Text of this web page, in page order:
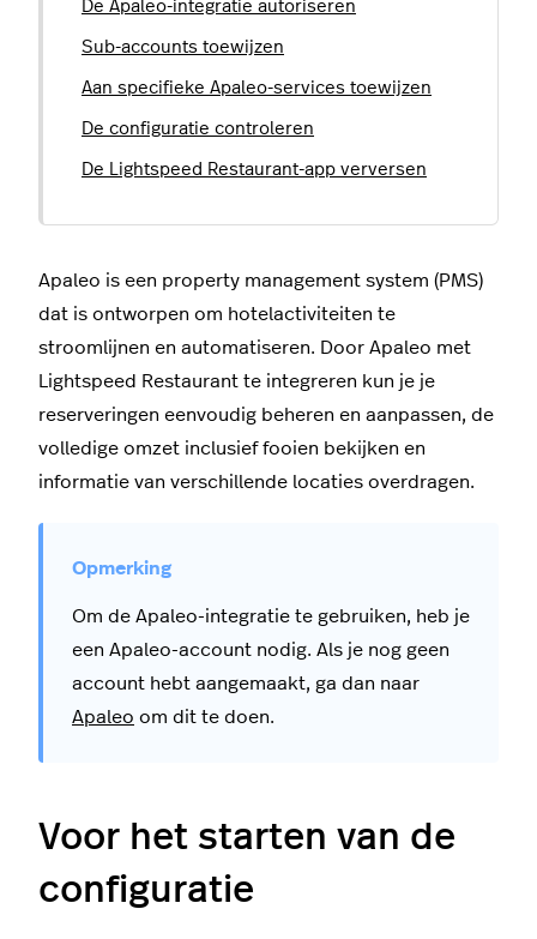
De Apaleo-integratie autoriseren
Sub-accounts toewijzen
Aan specifieke Apaleo-services toewijzen
De configuratie controleren
De Lightspeed Restaurant-app verversen
Apaleo is een property management system (PMS)
dat is ontworpen om hotelactiviteiten te
stroomlijnen en automatiseren. Door Apaleo met
Lightspeed Restaurant te integreren kun je je
reserveringen eenvoudig beheren en aanpassen, de
volledige omzet inclusief fooien bekijken en
informatie van verschillende locaties overdragen.
Om de Apaleo-integratie te gebruiken, heb je
een Apaleo-account nodig. Als je nog geen
account hebt aangemaakt, ga dan naar
Apaleo om dit te doen.
Voor het starten van de
configuratie